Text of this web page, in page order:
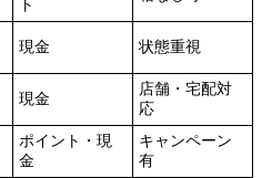
ト
現金 状態重視
現金
店舗・宅配対
応
ポイント・現
金
キャンペーン
有